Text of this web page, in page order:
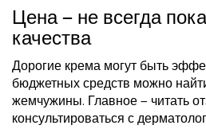
Цена — не всегда
качества
Дорогие крема могут быть
бюджетных средств можно
жемчужины. Главное — читать
консультироваться с